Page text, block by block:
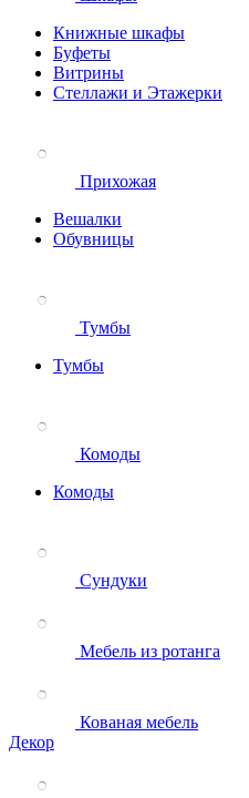
Книжные шкафы
Буфеты
Витрины
Стеллажи и Этажерки
Прихожая
Вешалки
Обувницы
Тумбы
Тумбы
Комоды
Комоды
Сундуки
Мебель из ротанга
Кованая мебель
Декор